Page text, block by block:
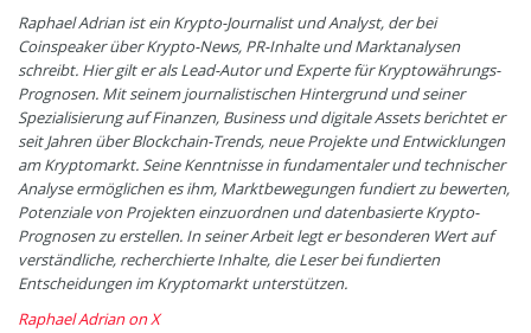
Raphael Adrian ist ein Krypto-Journalist und Analyst, der bei
Coinspeaker über Krypto-News, PR-Inhalte und Marktanalysen
schreibt. Hier gilt er als Lead-Autor und Experte für Kryptowährungs-
Prognosen. Mit seinem journalistischen Hintergrund und seiner
Spezialisierung auf Finanzen, Business und digitale Assets berichtet er
seit Jahren über Blockchain-Trends, neue Projekte und Entwicklungen
am Kryptomarkt. Seine Kenntnisse in fundamentaler und technischer
Analyse ermöglichen es ihm, Marktbewegungen fundiert zu bewerten,
Potenziale von Projekten einzuordnen und datenbasierte Krypto-
Prognosen zu erstellen. In seiner Arbeit legt er besonderen Wert auf
verständliche, recherchierte Inhalte, die Leser bei fundierten
Entscheidungen im Kryptomarkt unterstützen.
Raphael Adrian on X